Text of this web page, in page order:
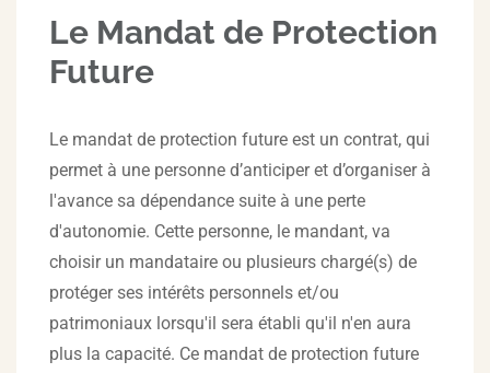
Le Mandat de Protection
Future
Le mandat de protection future est un contrat, qui
permet à une personne d’anticiper et d’organiser à
l'avance sa dépendance suite à une perte
d'autonomie. Cette personne, le mandant, va
choisir un mandataire ou plusieurs chargé(s) de
protéger ses intérêts personnels et/ou
patrimoniaux lorsqu'il sera établi qu'il n'en aura
plus la capacité. Ce mandat de protection future